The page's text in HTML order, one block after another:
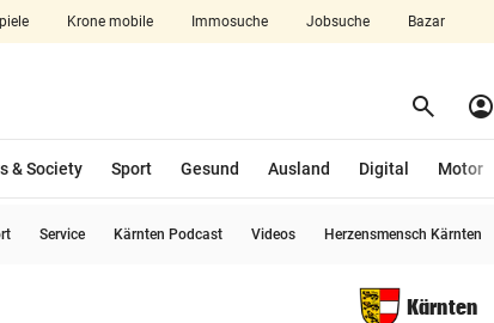
Krone mobile Immosuche Jobsuche Bazar
aufklappen search Suchen
account_circle
& Society Sport Gesund Ausland Digital Motor
Service Kärnten Podcast Videos Herzensmensch Kärnten
Kärnten